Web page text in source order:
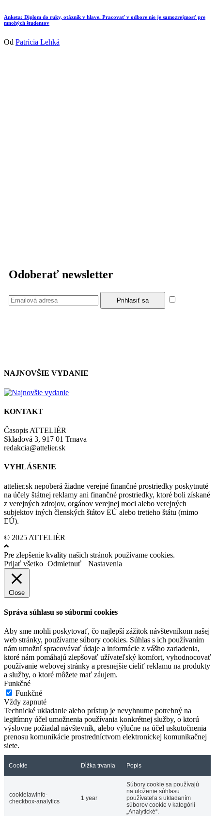
Anketa: Diplom do ruky, otáznik v hlave. Pracovať v odbore nie je samozrejmosť pre
mnohých študentov
Od Patrícia Lehká
Odoberať newsletter
NAJNOVŠIE VYDANIE
KONTAKT
Časopis ATTELIÉR
Skladová 3, 917 01 Trnava
redakcia@attelier.sk
VYHLÁSENIE
attelier.sk nepoberá žiadne verejné finančné prostriedky poskytnuté
na účely štátnej reklamy ani finančné prostriedky, ktoré boli získané
z verejných zdrojov, orgánov verejnej moci alebo verejných
subjektov iných členských štátov EÚ alebo tretieho štátu (mimo
EÚ).
© 2025 ATTELIÉR
Pre zlepšenie kvality našich stránok používame cookies.
Prijať všetko Odmietnuť Nastavenia
Close
Správa súhlasu so súbormi cookies
Aby sme mohli poskytovať, čo najlepší zážitok návštevníkom našej
web stránky, používame súbory cookies. Súhlas s ich používaním
nám umožní spracovávať údaje a informácie z vášho zariadenia,
ktoré nám pomáhajú zlepšovať užívateľský komfort, vyhodnocovať
používanie webovej stránky a presnejšie cieliť reklamu na produkty
a služby, o ktoré môžete mať záujem.
Funkčné
Funkčné
Vždy zapnuté
Technické ukladanie alebo prístup je nevyhnutne potrebný na
legitímny účel umožnenia používania konkrétnej služby, o ktorú
výslovne požiadal návštevník, alebo výlučne na účel uskutočnenia
prenosu komunikácie prostredníctvom elektronickej komunikačnej
siete.
Cookie Dĺžka trvania Popis
cookielawinfo-
checkbox-analytics
1 year
Súbory cookie sa používajú
na uloženie súhlasu
používateľa s ukladaním
súborov cookie v kategórii
„Analytické“.